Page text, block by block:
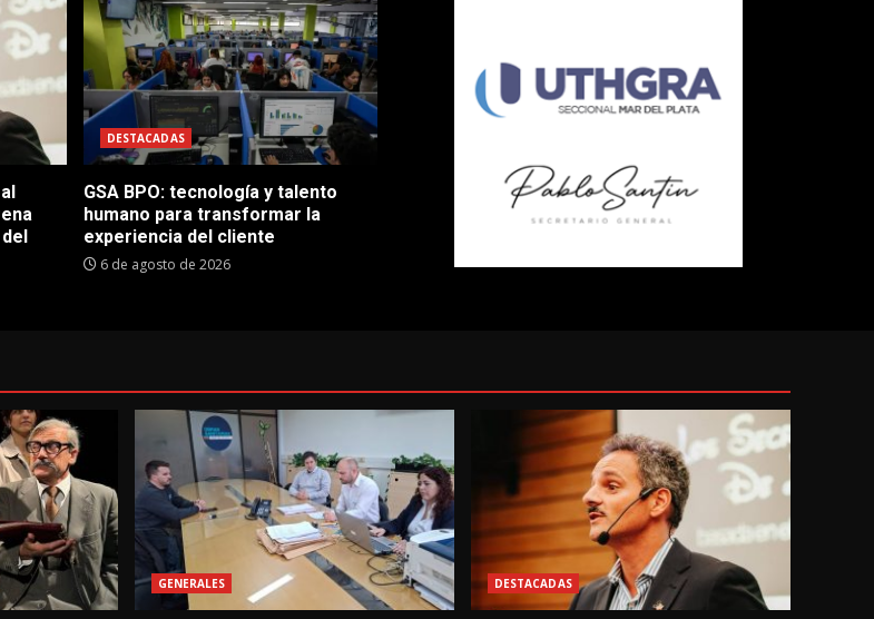
del
DESTACADAS
GSA BPO: tecnología y talento
humano para transformar la
experiencia del cliente
6 de agosto de 2026
GENERALES DESTACADAS